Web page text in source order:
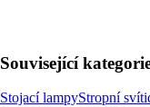
Související
Stojací lampyStropní